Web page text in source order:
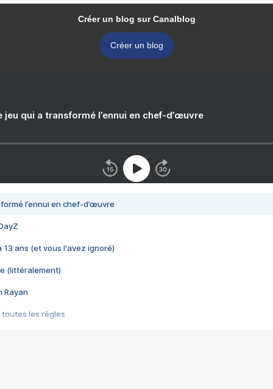
Créer un blog sur Canalblog
Créer un blog
jeu qui a transformé l’ennui en chef-d’œuvre
l’ennui en chef-d’œuvre
13 ans (et vous l'avez ignoré)
(littéralement)
Rayan
toutes les règles